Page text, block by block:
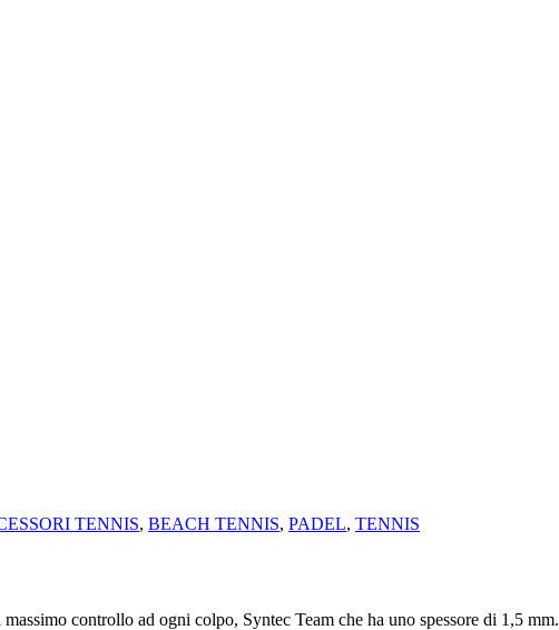
TENNIS, BEACH TENNIS, PADEL, TENNIS
controllo ad ogni colpo, Syntec Team che ha uno spessore di 1,5 mm.